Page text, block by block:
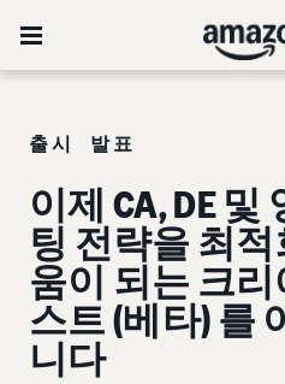
출시 발표
이제 CA, DE
팅 전략을 최
움이 되는 크
스트 (베타) 를
니다